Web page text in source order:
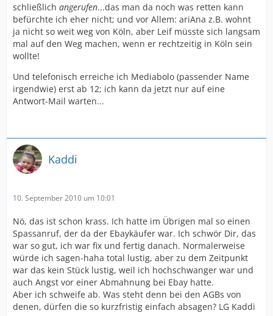
schließlich angerufen...das man da noch was retten kann
befürchte ich eher nicht; und vor Allem: ariAna z.B. wohnt
ja nicht so weit weg von Köln, aber Leif müsste sich langsam
mal auf den Weg machen, wenn er rechtzeitig in Köln sein
wollte!
Und telefonisch erreiche ich Mediabolo (passender Name
irgendwie) erst ab 12; ich kann da jetzt nur auf eine
Antwort-Mail warten...
Kaddi
10. September 2010 um 10:01
Nö, das ist schon krass. Ich hatte im Übrigen mal so einen
Spassanruf, der da der Ebaykäufer war. Ich schwör Dir, das
war so gut, ich war fix und fertig danach. Normalerweise
würde ich sagen-haha total lustig, aber zu dem Zeitpunkt
war das kein Stück lustig, weil ich hochschwanger war und
auch Angst vor einer Abmahnung bei Ebay hatte.
Aber ich schweife ab. Was steht denn bei den AGBs von
denen, dürfen die so kurzfristig einfach absagen? LG Kaddi